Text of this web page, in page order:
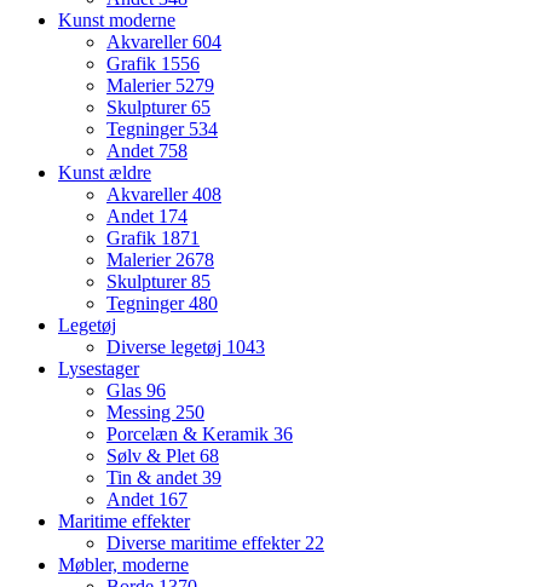
Kunst moderne
Akvareller604
Grafik 1556
Malerier 5279
Skulpturer65
Tegninger 534
Andet 758
Kunst ældre
Akvareller408
Andet 174
Grafik 1871
Malerier2678
Skulpturer85
Tegninger480
Legetøj
Diverse legetøj 1043
Lysestager
Glas 96
Messing 250
Porcelæn & Keramik 36
Sølv & Plet68
Tin & andet39
Andet 167
Maritime effekter
Diverse maritime effekter22
Møbler, moderne